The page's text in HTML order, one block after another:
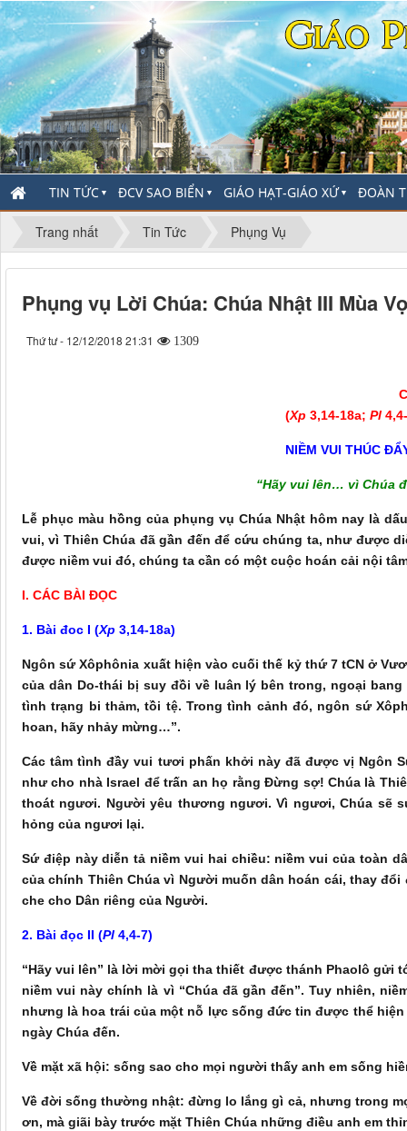
TIN TỨC ▼ ĐCV SAO BIỂN ▼ GIÁO HẠT-GIÁO XỨ▼ ĐOÀN
Trang nhất Tin Tức Phụng Vụ
Phụng vụ Lời Chúa: Chúa Nhật III Mùa
Thứ tư - 12/12/2018 21:31 1309
(Xp 3,14-18a;Pl
NIỀM VUI THÚC
“Hãy vui lên… vì Chúa
Lễ phục màu hồng của phụng vụ Chúa Nhật hôm nay là
vui, vì Thiên Chúa đã gần đến để cứu chúng ta, như được
được niềm vui đó, chúng ta cần có một cuộc hoán cải nội
I. CÁC BÀI ĐỌC
1. Bài đoc I (Xp 3,14-18a)
Ngôn sứ Xôphônia xuất hiện vào cuối thế kỷ thứ 7 tCN ở
của dân Do-thái bị suy đồi về luân lý bên trong, ngoại
tình trạng bi thảm, tồi tệ. Trong tình cảnh đó, ngôn sứ
hoan, hãy nhảy mừng…”.
Các tâm tình đầy vui tươi phấn khởi này đã được vị Ngôn
như cho nhà Israel để trấn an họ rằng Đừng sợ! Chúa là
thoát ngươi. Người yêu thương ngươi. Vì ngươi, Chúa sẽ
hỏng của ngươi lại.
Sứ điệp này diễn tả niềm vui hai chiều: niềm vui của toàn
của chính Thiên Chúa vì Người muốn dân hoán cái, thay
che cho Dân riêng của Người.
2. Bài đọc II (Pl 4,4-7)
“Hãy vui lên” là lời mời gọi tha thiết được thánh Phaolô
niềm vui này chính là vì “Chúa đã gần đến”. Tuy nhiên,
nhưng là hoa trái của một nỗ lực sống đức tin được thể
ngày Chúa đến.
Về mặt xã hội: sống sao cho mọi người thấy anh em sống
Về đời sống thường nhật: đừng lo lắng gì cả, nhưng trong
ơn, mà giãi bày trước mặt Thiên Chúa những điều anh em